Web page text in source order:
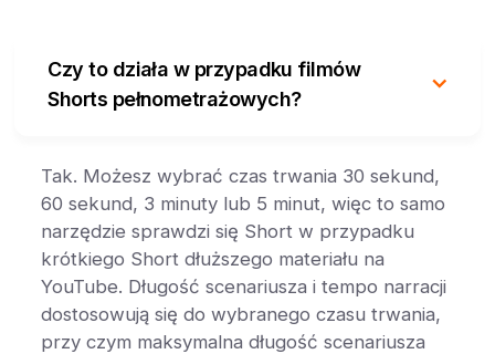
Czy to działa w przypadku filmów
Shorts pełnometrażowych?
Tak. Możesz wybrać czas trwania 30 sekund,
60 sekund, 3 minuty lub 5 minut, więc to samo
narzędzie sprawdzi się Short w przypadku
krótkiego Short dłuższego materiału na
YouTube. Długość scenariusza i tempo narracji
dostosowują się do wybranego czasu trwania,
przy czym maksymalna długość scenariusza